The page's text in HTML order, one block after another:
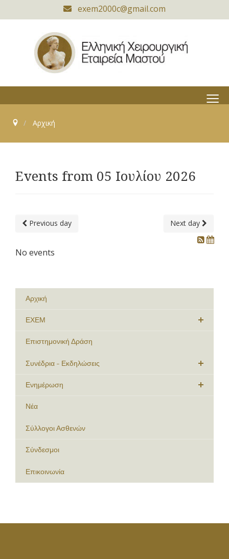
exem2000c@gmail.com
≡
Αρχική
Events from 05 Ιουλίου 2026
Previous day Next day
No events
Αρχική
ΕΧΕΜ
Επιστημονική Δράση
Συνέδρια - Εκδηλώσεις
Ενημέρωση
Νέα
Σύλλογοι Ασθενών
Σύνδεσμοι
Επικοινωνία